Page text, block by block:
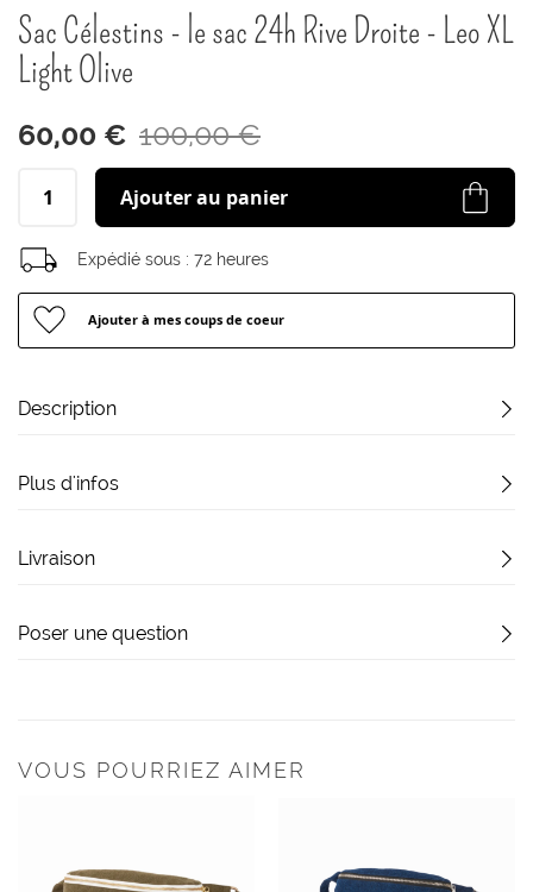
de
la
Galerie
Sac Célestins - le sac 24h Rive Droite - Leo XL
Light Olive
60,00 € 100,00 €
Ajouter au panier
Expédié sous : 72 heures
Ajouter à mes coups de coeur
Description
Plus d'infos
Livraison
Poser une question
VOUS POURRIEZ AIMER